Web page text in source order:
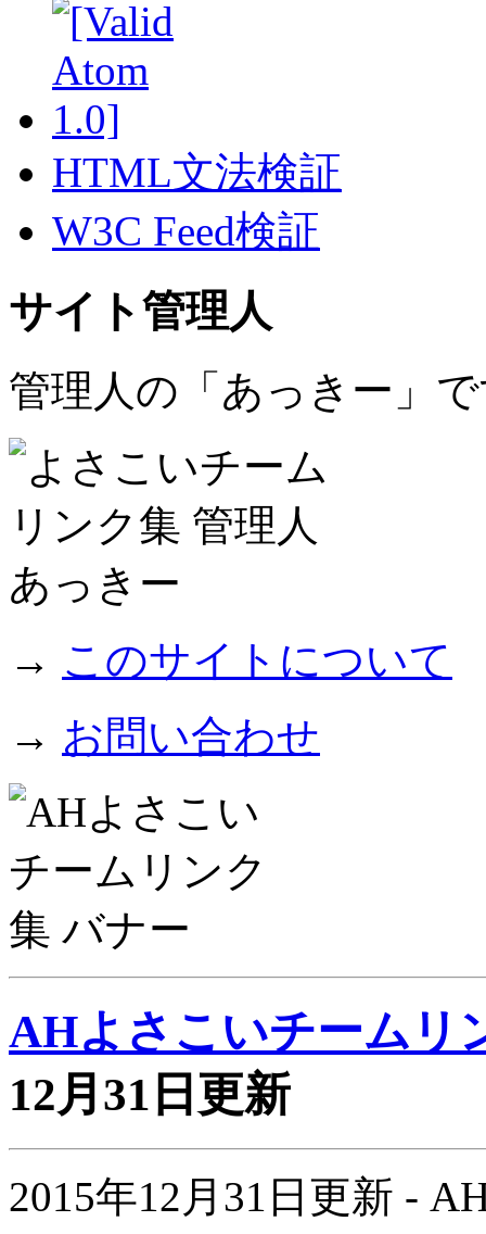
HTML文法検証
W3C Feed検証
サイト管理人
管理人の「あっきー」
→ このサイトについて
→ お問い合わせ
AHよさこいチームリ
12月31日更新
2015年12月31日更新 -